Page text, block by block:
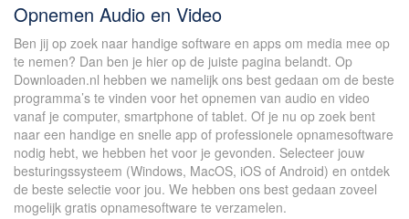
Foto apps
Screenshots Maken
Audio & Video
Branden en Rippen
Converteren
Media streamen
Mediaspeler
Opnemen Audio en Video
Ben jij op zoek naar handige software en apps om media mee op
te nemen? Dan ben je hier op de juiste pagina belandt. Op
Downloaden.nl hebben we namelijk ons best gedaan om de beste
programma’s te vinden voor het opnemen van audio en video
vanaf je computer, smartphone of tablet. Of je nu op zoek bent
naar een handige en snelle app of professionele opnamesoftware
nodig hebt, we hebben het voor je gevonden. Selecteer jouw
besturingssysteem (Windows, MacOS, iOS of Android) en ontdek
de beste selectie voor jou. We hebben ons best gedaan zoveel
mogelijk gratis opnamesoftware te verzamelen.